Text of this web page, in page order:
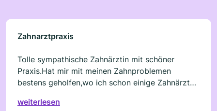
Zahnarztpraxis
Tolle sympathische Zahnärztin mit schöner
Praxis.Hat mir mit meinen Zahnproblemen
bestens geholfen,wo ich schon einige Zahnärzte
Behandlung als auch die professionelle
weiterlesen